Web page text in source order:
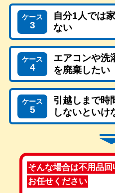
ケース
3
自分1人では
ない
ケース
4
エアコンや洗
を廃棄したい
ケース
5
引越しまで時
しないといけ
そんな場合は不用品
お任せください